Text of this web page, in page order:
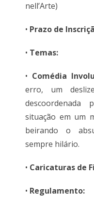
nell’Arte)
• Prazo de
• Temas:
• Comédia
erro, um
descoordenada
situação em um
beirando o
sempre hilário.
• Caricaturas de
• Regulamento: